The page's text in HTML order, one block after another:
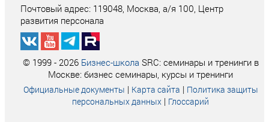
Почтовый адрес: 119048, Москва, а/я 100, Центр
развития персонала
© 1999 - 2026 Бизнес-школа SRC: семинары и тренинги в
Москве: бизнес семинары, курсы и тренинги
Официальные документы | Карта сайта | Политика защиты
персональных данных | Глоссарий